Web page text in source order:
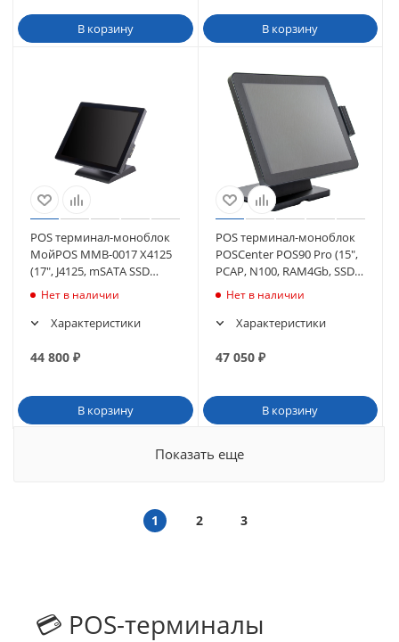
В корзину В корзину
POS терминал-моноблок
МойPOS MMB-0017 X4125
(17", J4125, mSATA SSD
128GB/8GB, без MSR), (без
Нет в наличии
Характеристики
44 800 ₽
В корзину
POS терминал-моноблок
POSCenter POS90 Pro (15",
PCAP, N100, RAM4Gb, SSD
M2128Gb, БЕЗ MSR) без ОС
Нет в наличии
Характеристики
47 050₽
В корзину
Показать еще
1 2 3
💳 POS-терминалы